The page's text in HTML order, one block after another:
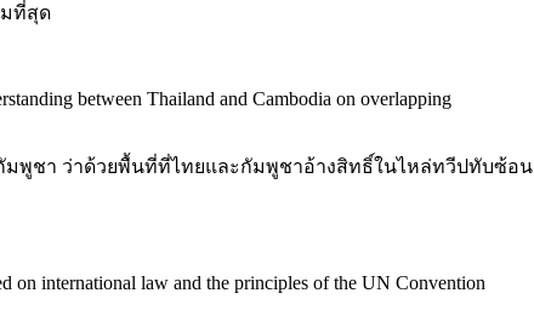
มที่สุด
between Thailand and Cambodia on overlapping
มพูชา ว่าด้วยพื้นที่ที่ไทยและกัมพูชาอ้างสิทธิ์ในไหล่ทวีปทับซ้อน
on international law and the principles of the UN Convention